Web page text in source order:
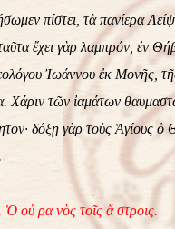
πίστει, τὰ πανίερα
ἔχει γὰρ λαμπρόν, ἐν
Ἰωάννου ἐκ Μονῆς,
Χάριν τῶν ἰαμάτων
δόξῃ γὰρ τοὺς Ἁγίους ὁ
Ὁ οὐ ρα νὸς τοῖς ἄ στροις.